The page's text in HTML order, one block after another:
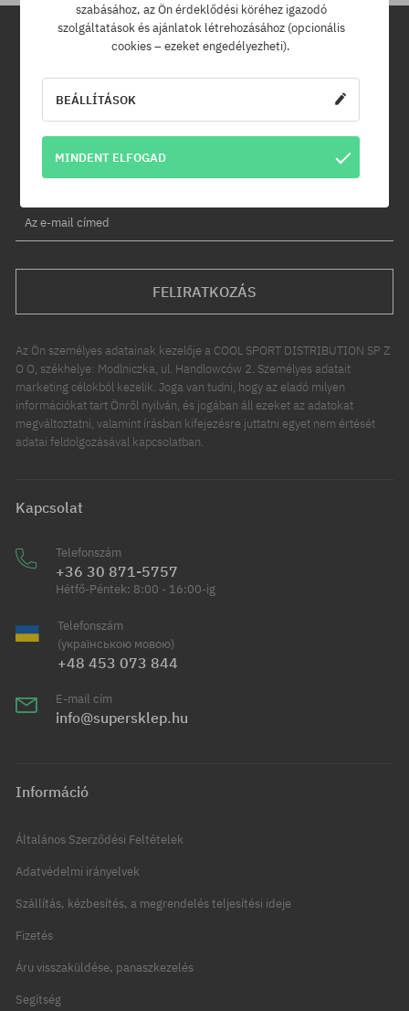
Hírlevél
Az e-mail címed
FELIRATKOZÁS
Az Ön személyes adatainak kezelője a COOL SPORT DISTRIBUTION SP Z
O O, székhelye: Modlniczka, ul. Handlowców 2. Személyes adatait
marketing célokból kezelik. Joga van tudni, hogy az eladó milyen
információkat tart Önről nyilván, és jogában áll ezeket az adatokat
megváltoztatni, valamint írásban kifejezésre juttatni egyet nem értését
adatai feldolgozásával kapcsolatban.
Kapcsolat
Telefonszám
+36 30 871-5757
Hétfő-Péntek: 8:00 - 16:00-ig
Telefonszám
(українською мовою)
+48 453 073 844
E-mail cím
info@supersklep.hu
Információ
Általános Szerződési Feltételek
Adatvédelmi irányelvek
Szállítás, kézbesítés, a megrendelés teljesítési ideje
Fizetés
Áru visszaküldése, panaszkezelés
Segítség
szabásához, az Ön érdeklődési köréhez igazodó
szolgáltatások és ajánlatok létrehozásához (opcionális
cookies – ezeket engedélyezheti).
BEÁLLÍTÁSOK
MINDENT ELFOGAD